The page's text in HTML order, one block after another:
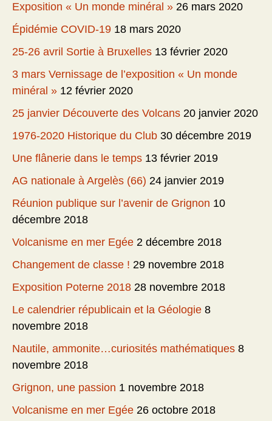
Exposition « Un monde minéral » 26 mars 2020
Épidémie COVID-19 18 mars 2020
25-26 avril Sortie à Bruxelles 13 février 2020
3 mars Vernissage de l’exposition « Un monde
minéral » 12 février 2020
25 janvier Découverte des Volcans 20 janvier 2020
1976-2020 Historique du Club 30 décembre 2019
Une flânerie dans le temps 13 février 2019
AG nationale à Argelès (66) 24 janvier 2019
Réunion publique sur l’avenir de Grignon 10
décembre 2018
Volcanisme en mer Egée 2 décembre 2018
Changement de classe ! 29 novembre 2018
Exposition Poterne 2018 28 novembre 2018
Le calendrier républicain et la Géologie 8
novembre 2018
Nautile, ammonite…curiosités mathématiques 8
novembre 2018
Grignon, une passion 1 novembre 2018
Volcanisme en mer Egée 26 octobre 2018